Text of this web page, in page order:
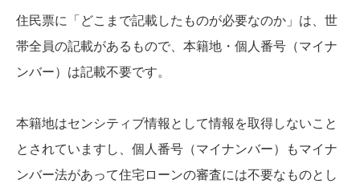
住民票に「どこまで記載したものが必要なのか」は、世
帯全員の記載があるもので、本籍地・個人番号（マイナ
ンバー）は記載不要です。
本籍地はセンシティブ情報として情報を取得しないこと
とされていますし、個人番号（マイナンバー）もマイナ
ンバー法があって住宅ローンの審査には不要なものとし